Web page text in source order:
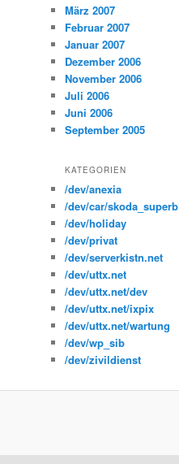
März 2007
Februar 2007
Januar 2007
Dezember 2006
November 2006
Juli 2006
Juni 2006
September 2005
KATEGORIEN
/dev/anexia
/dev/car/skoda_superb
/dev/holiday
/dev/privat
/dev/serverkistn.net
/dev/uttx.net
/dev/uttx.net/dev
/dev/uttx.net/ixpix
/dev/uttx.net/wartung
/dev/wp_sib
/dev/zivildienst